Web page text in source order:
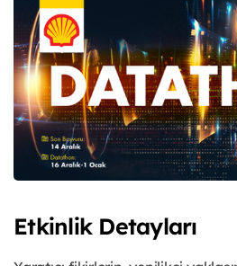
Etkinlik Detayları